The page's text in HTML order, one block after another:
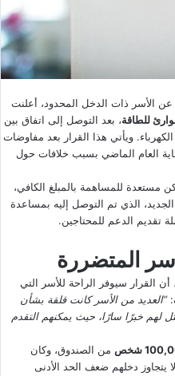
الأسر ذات الدخل المحدود، أعلنت
للطاقة، بعد التوصل إلى اتفاق بين
ويأتي هذا القرار بعد مفاوضات
العام الماضي بسبب خلافات حول
مستعدة للمساهمة بالمبلغ الكافي،
الذي تم التوصل إليه بمساعدة
تقديم الدعم للمحتاجين.
المتضررة
، أن القرار سيوفر الراحة للأسر التي
“العديد من الأسر كانت قلقة بشأن
لهم خبرًا سارًا، حيث يمكنهم التقدم
شخص
من الصندوق، وكان
دخلهم ضعف الحد الأدنى